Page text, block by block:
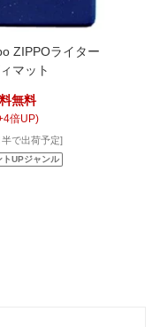
ZIPPOライター
マット
無料
4倍UP)
で出荷予定]
トUPジャンル